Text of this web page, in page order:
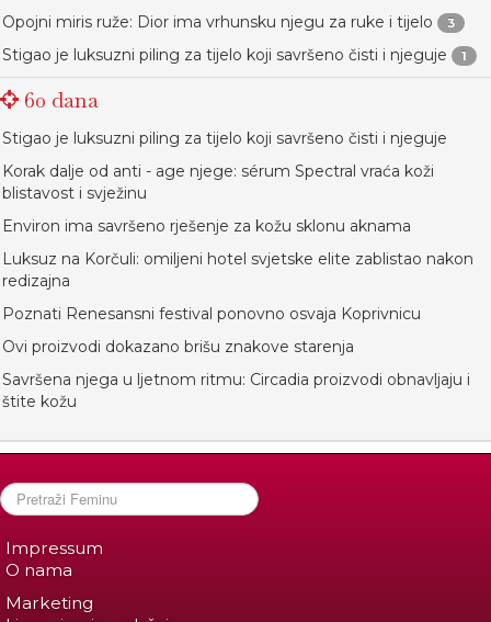
Opojni miris ruže: Dior ima vrhunsku njegu za ruke i tijelo 3
Stigao je luksuzni piling za tijelo koji savršeno čisti i njeguje 1
60 dana
Stigao je luksuzni piling za tijelo koji savršeno čisti i njeguje
Korak dalje od anti - age njege: sérum Spectral vraća koži
blistavost i svježinu
Environ ima savršeno rješenje za kožu sklonu aknama
Luksuz na Korčuli: omiljeni hotel svjetske elite zablistao nakon
redizajna
Poznati Renesansni festival ponovno osvaja Koprivnicu
Ovi proizvodi dokazano brišu znakove starenja
Savršena njega u ljetnom ritmu: Circadia proizvodi obnavljaju i
štite kožu
Impressum
O nama
Marketing